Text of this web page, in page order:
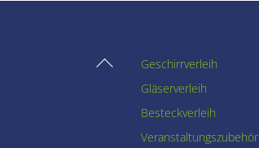
Back
Geschirrverleih
Gläserverleih
Besteckverleih
Veranstaltungszubehör